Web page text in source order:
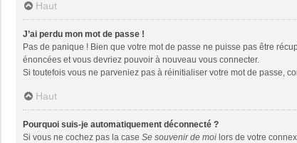
Haut
J’ai perdu mon mot de passe !
Pas de panique ! Bien que votre mot de passe ne puisse pas être
énoncées et vous devriez pouvoir à nouveau vous connecter.
Si toutefois vous ne parveniez pas à réinitialiser votre mot de passe,
Haut
Pourquoi suis-je automatiquement déconnecté ?
Si vous ne cochez pas la case Se souvenir de moi lors de votre